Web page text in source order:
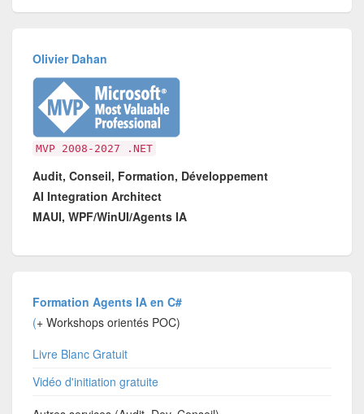
Olivier Dahan
MVP 2008-2027 .NET
Audit, Conseil, Formation, Développement
AI Integration Architect
MAUI, WPF/WinUI/Agents IA
Formation Agents IA en C#
(+ Workshops orientés POC)
Livre Blanc Gratuit
Vidéo d'initiation gratuite